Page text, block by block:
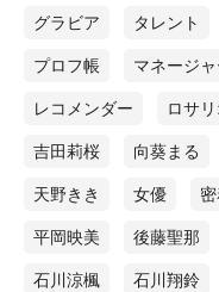
グラビア タレント
プロフ帳 マネージャ
レコメンダー ロサ
吉田莉桜 向葵まる
天野きき 女優
平岡映美 後藤聖那
石川涼楓 石川翔鈴